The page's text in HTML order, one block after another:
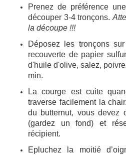
Prenez de préférence
découper 3-4 tronçons.
la découpe !!!
Déposez les tronçons
recouverte de papier
d'huile d'olive, salez,
min.
La courge est cuite
traverse facilement la
du butternut, vous devez
(gardez un fond) et
récipient.
Epluchez la moitié